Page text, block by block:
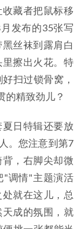
藏者把鼠标移
发布的35张写
丝袜到露肩白
擦出火花。特
扫过锁骨窝，
的精致劲儿？
日特辑还要放
。您注意到第7
，右脚尖却微
"调情"主题演活
就在这儿，总
成的氛围，就